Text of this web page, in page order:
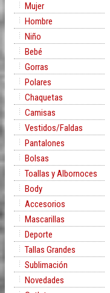
Mujer
Hombre
Niño
Bebé
Gorras
Polares
Chaquetas
Camisas
Vestidos/Faldas
Pantalones
Bolsas
Toallas y Albornoces
Body
Accesorios
Mascarillas
Deporte
Tallas Grandes
Sublimación
Novedades